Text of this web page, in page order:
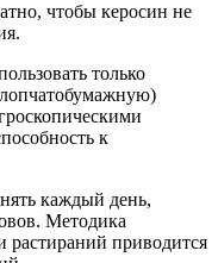
чтобы керосин не
только
к
каждый день,
Методика
приводится